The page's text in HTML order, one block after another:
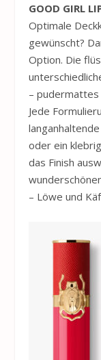
GOOD GIRL
Optimale
gewünscht?
Option. Die
– pudermattes
Jede
oder ein
das Finish
– Löwe und